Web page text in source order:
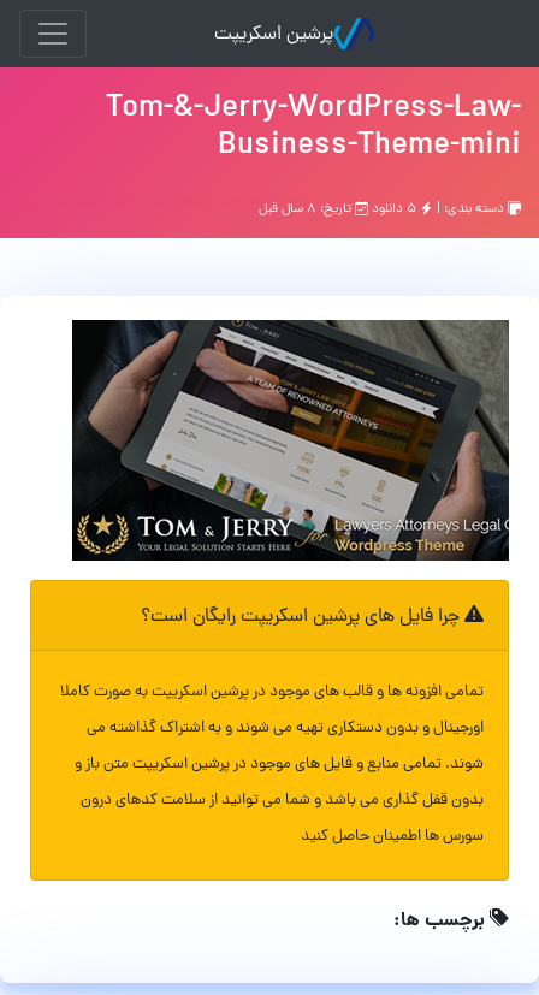
پرشین اسکریپت
Tom-&-Jerry-WordPress-Law-
Business-Theme-mini
دسته بندی: | تاریخ: ۸ سال قبل
چرا فایل های پرشین اسکریپت رایگان است؟
تمامی افزونه ها و قالب های موجود در پرشین اسکریپت به صورت کاملا
اورجینال و بدون دستکاری تهیه می شوند و به اشتراک گذاشته می
شوند. تمامی منابع و فایل های موجود در پرشین اسکریپت متن باز و
بدون قفل گذاری می باشد و شما می توانید از سلامت کدهای درون
سورس ها اطمینان حاصل کنید
برچسب ها: